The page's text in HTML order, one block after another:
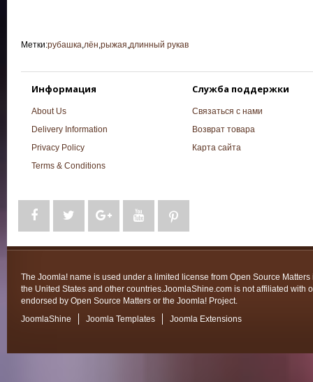
Метки:рубашка,лён,рыжая,длинный рукав
Информация
About Us
Delivery Information
Privacy Policy
Terms & Conditions
Служба поддержки
Связаться с нами
Возврат товара
Карта сайта
The Joomla! name is used under a limited license from Open Source Matters
the United States and other countries.JoomlaShine.com is not affiliated with
endorsed by Open Source Matters or the Joomla! Project.
JoomlaShine
Joomla Templates Joomla Extensions